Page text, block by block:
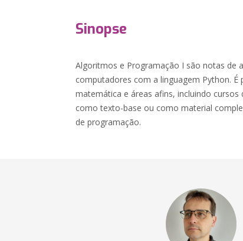
Sinopse
Algoritmos e Programação I são notas de
computadores com a linguagem Python.
matemática e áreas afins, incluindo cursos
como texto-base ou como material
de programação.